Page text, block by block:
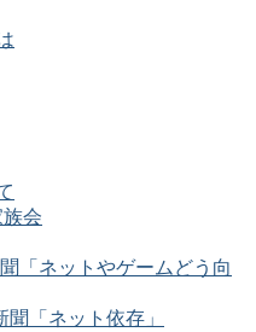
会
「ネットやゲームどう向
聞「ネット依存」